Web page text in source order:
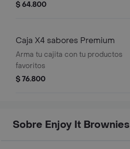
$ 64.800
Caja X4 sabores Premium
Arma tu cajita con tu productos
favoritos
$ 76.800
Sobre Enjoy It Brownies